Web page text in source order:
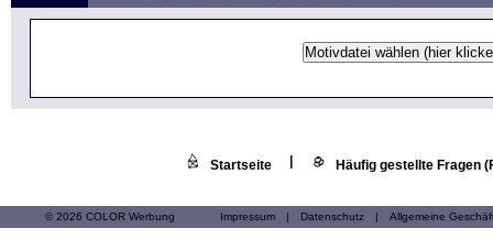
Startseite Häufig gestellte Fragen
© 2026 COLOR Werbung Impressum | Datenschutz | Allgemeine